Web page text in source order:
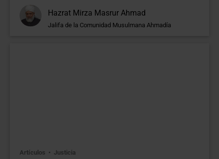
Hazrat Mirza Masrur Ahmad
Jalifa de la Comunidad Musulmana Ahmadía
Artículos Justicia